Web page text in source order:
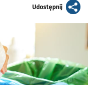
Udostępnijartykuł